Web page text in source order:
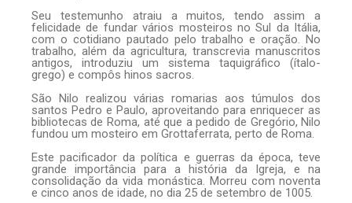
Seu testemunho atraiu a muitos, tendo assim a
felicidade de fundar vários mosteiros no Sul da Itália,
com o cotidiano pautado pelo trabalho e oração. No
trabalho, além da agricultura, transcrevia manuscritos
antigos, introduziu um sistema taquigráfico (ítalo-
grego) e compôs hinos sacros.
São Nilo realizou várias romarias aos túmulos dos
santos Pedro e Paulo, aproveitando para enriquecer as
bibliotecas de Roma, até que a pedido de Gregório, Nilo
fundou um mosteiro em Grottaferrata, perto de Roma.
Este pacificador da política e guerras da época, teve
grande importância para a história da Igreja, e na
consolidação da vida monástica. Morreu com noventa
e cinco anos de idade, no dia 25 de setembro de 1005.